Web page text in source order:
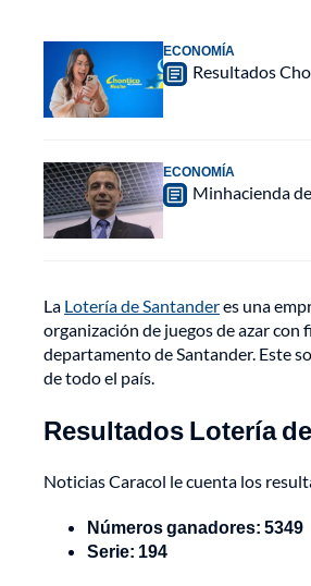
ECONOMÍA
Resultados
ECONOMÍA
Minhacienda
La Lotería de Santanderes una
organización de juegos de azar con
departamento de Santander. Este
de todo el país.
Resultados Lotería
Noticias Caracol le cuenta los
Números ganadores: 5349
Serie: 194